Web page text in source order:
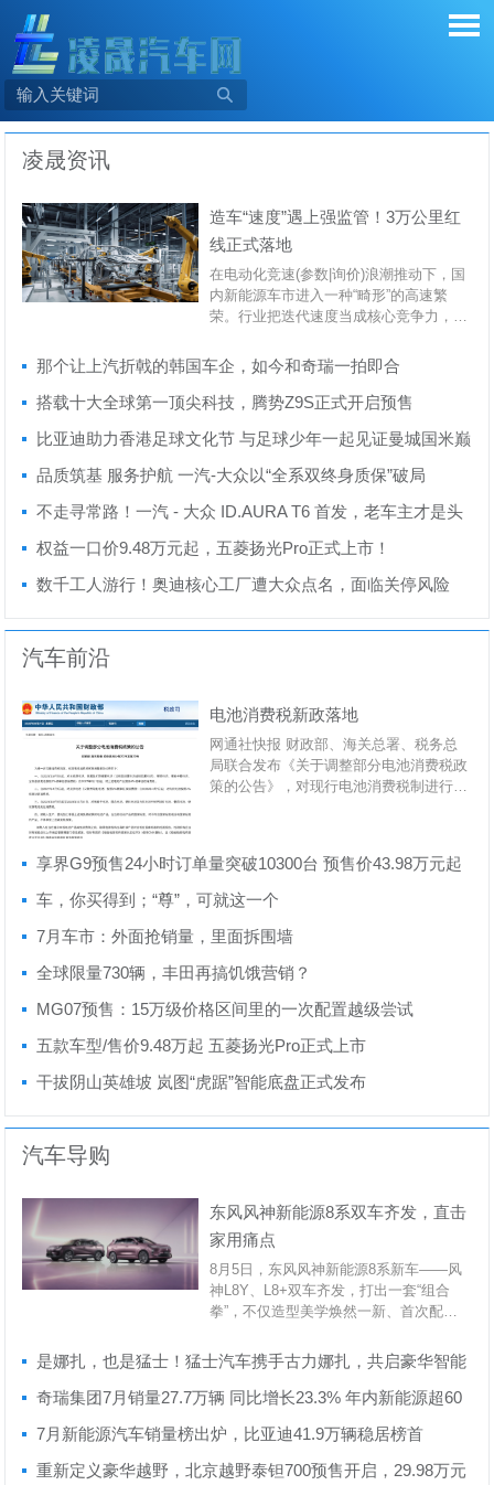

凌晟资讯
造车“速度”遇上强监管！3万公里红
线正式落地
在电动化竞速(参数|询价)浪潮推动下，国
内新能源车市进入一种“畸形”的高速繁
荣。行业把迭代速度当成核心竞争力，市
那个让上汽折戟的韩国车企，如今和奇瑞一拍即合
搭载十大全球第一顶尖科技，腾势Z9S正式开启预售
比亚迪助力香港足球文化节 与足球少年一起见证曼城国米巅
峰对决
品质筑基 服务护航 一汽-大众以“全系双终身质保”破局
不走寻常路！一汽 - 大众 ID.AURA T6 首发，老车主才是头
号体验官
权益一口价9.48万元起，五菱扬光Pro正式上市！
数千工人游行！奥迪核心工厂遭大众点名，面临关停风险
汽车前沿
电池消费税新政落地
网通社快报 财政部、海关总署、税务总
局联合发布《关于调整部分电池消费税政
策的公告》，对现行电池消费税制进行结
享界G9预售24小时订单量突破10300台 预售价43.98万元起
车，你买得到；“尊”，可就这一个
7月车市：外面抢销量，里面拆围墙
全球限量730辆，丰田再搞饥饿营销？
MG07预售：15万级价格区间里的一次配置越级尝试
五款车型/售价9.48万起 五菱扬光Pro正式上市
干拔阴山英雄坡 岚图“虎踞”智能底盘正式发布
汽车导购
东风风神新能源8系双车齐发，直击
家用痛点
8月5日，东风风神新能源8系新车——风
神L8Y、L8+双车齐发，打出一套“组合
拳”，不仅造型美学焕然一新、首次配置
是娜扎，也是猛士！猛士汽车携手古力娜扎，共启豪华智能
越野新境界
奇瑞集团7月销量27.7万辆 同比增长23.3% 年内新能源超60
万辆、出口突破110万辆创历史新高
7月新能源汽车销量榜出炉，比亚迪41.9万辆稳居榜首
重新定义豪华越野，北京越野泰钽700预售开启，29.98万元